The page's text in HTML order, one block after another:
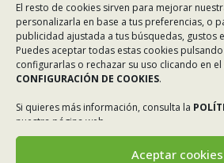
El resto de cookies sirven para mejorar
personalizarla en base a tus preferencias, o
publicidad ajustada a tus búsquedas, gustos
Puedes aceptar todas estas cookies
configurarlas o rechazar su uso clicando en
CONFIGURACIÓN DE COOKIES.
Si quieres más información, consulta la
nuestra página web.
Aceptar cookies